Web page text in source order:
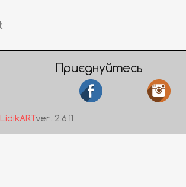
Приєднуйтесь
LidikARTver. 2.6.11